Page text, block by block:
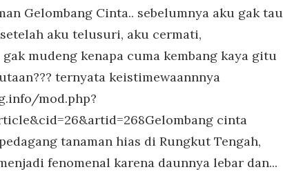
Gelombang Cinta.. sebelumnya aku gak tau
aku telusuri, aku cermati,
mudeng kenapa cuma kembang kaya gitu
ternyata keistimewaannnya
mod.php?
cinta
tanaman hias di Rungkut Tengah,
fenomenal karena daunnya lebar dan...